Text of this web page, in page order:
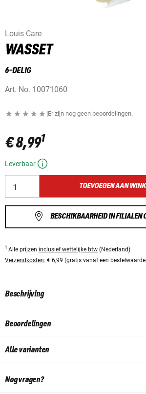
Louis Care
WASSET
6-DELIG
Art. No. 10071060
|Er zijn nog geen beoordelingen.
€ 8,991
Leverbaar
TOEVOEGEN AAN
BESCHIKBAARHEID IN FILIALEN
1 Alle prijzen inclusief wettelijke btw (Nederland).
Verzendkosten: € 6,99 (gratis vanaf een
Beschrijving
Beoordelingen
Alle varianten
Nog vragen?